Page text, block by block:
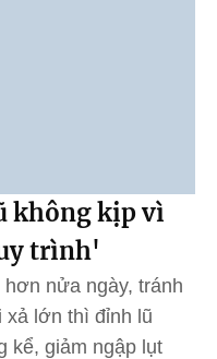
không kịp vì
trình'
nửa ngày, tránh
xả lớn thì đỉnh lũ
kể, giảm ngập lụt